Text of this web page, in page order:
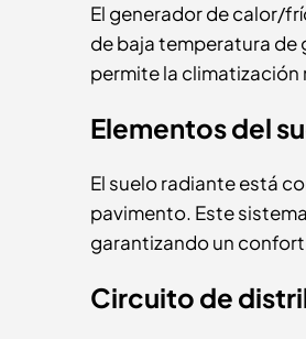
El generador de calor/
de baja temperatura de
permite la climatización
Elementos del
El suelo radiante está
pavimento. Este
garantizando un
Circuito de